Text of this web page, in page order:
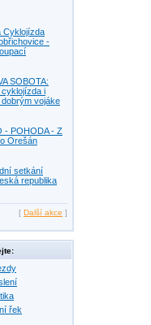
Cyklojízda
-
SOBOTA:
i
vojáke
- POHODA - Z
Orešán
setkání
republika
[ Další akce ]
řek